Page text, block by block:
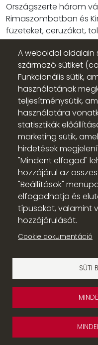
Országszerte három
Rimaszombatban és
füzeteket, ceruzákat,
valamint használt, de
iskolatáskákat
hogy a felajánlott
legyenek.
Felhívásunkra
jelentkezni.
A gyűjtés augusztus
A weboldal oldalain
származó sütiket
Funkcionális sütik,
használatának
teljesítménysütik,
használatára
statisztikák
marketing sütik,
hirdetések
"Mindent elfogad"
hozzájárul az
"Beállítások"
elfogadhatja és
típusokat, valamint
hozzájárulását.
Cookie dokumentáció
SÜTI